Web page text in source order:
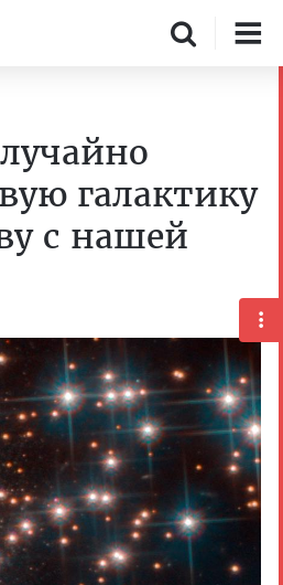
галактику
с нашей